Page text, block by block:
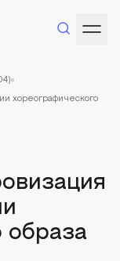
хореографического
образа